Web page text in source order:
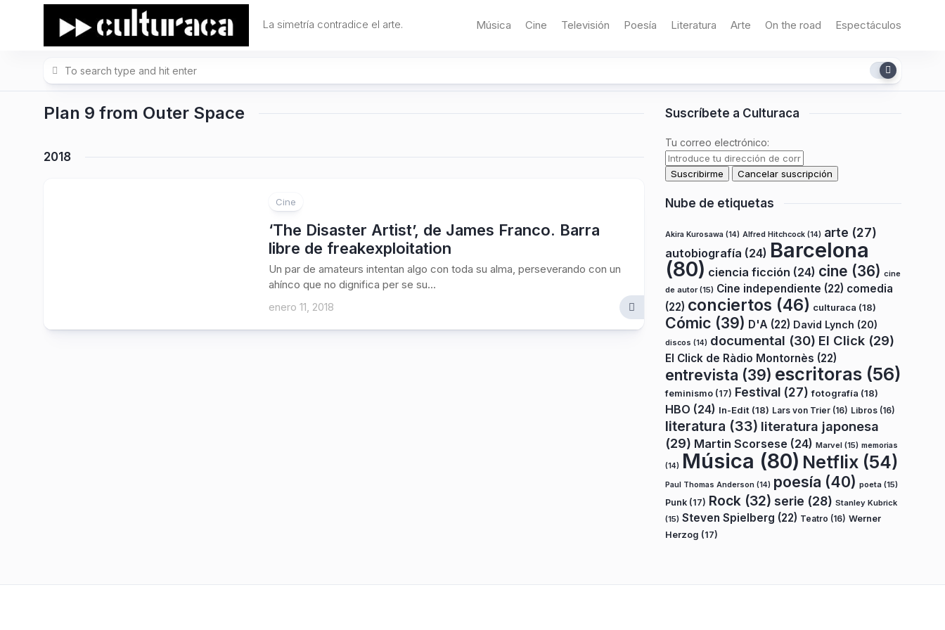
La simetría contradice el arte. Música Cine Televisión Poesía Literatura Arte On the road Espectáculos
Plan 9 from Outer Space
2018
Cine
‘The Disaster Artist’, de James Franco. Barra
libre de freakexploitation
Un par de amateurs intentan algo con toda su alma, perseverando con un
ahínco que no dignifica per se su...
enero 11, 2018
Suscríbete a Culturaca
Tu correo electrónico:
Nube de etiquetas
Akira Kurosawa (14) Alfred Hitchcock (14) arte (27)
autobiografía (24) Barcelona
(80) ciencia ficción (24) cine (36) cine
de autor(15) Cine independiente (22) comedia
(22) conciertos (46) culturaca (18)
Cómic (39) D'A (22) David Lynch (20)
discos (14) documental (30) El Click (29)
El Click de Ràdio Montornès (22)
entrevista (39) escritoras (56)
feminismo (17) Festival (27) fotografía (18)
HBO (24) In-Edit (18) Lars von Trier (16) Libros (16)
literatura (33) literatura japonesa
(29) Martin Scorsese (24) Marvel (15) memorias
(14) Música (80) Netflix (54)
Paul Thomas Anderson (14) poesía (40) poeta (15)
Punk (17) Rock (32) serie (28) Stanley Kubrick
(15) Steven Spielberg (22) Teatro (16) Werner
Herzog (17)